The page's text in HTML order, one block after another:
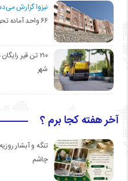
نیزوا گزارش
۶۶ واحد آماده تحویل در پروژه۱۳۸ واحدی مهدیشهر
۲۱۰ تن قیر
شهر
آخر هفته کجا برم ؟
تنگه و آبشار
چاشم